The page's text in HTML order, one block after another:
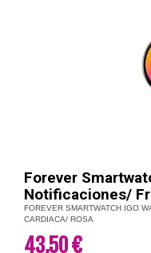
Forever
Notificaciones/
FOREVER SMARTWATCH IGO
CARDIACA/ ROSA
43,50 €